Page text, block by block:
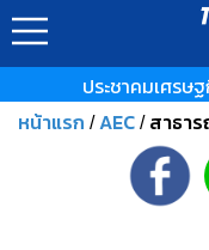
ประชาคมเศรษ
หน้าแรก /AEC / สาธา